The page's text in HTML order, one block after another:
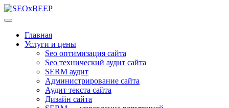
Главная
Услуги и цены
Seo оптимизация сайта
Seo технический аудит сайта
SERM аудит
Администрирование сайта
Аудит текста сайта
Дизайн сайта